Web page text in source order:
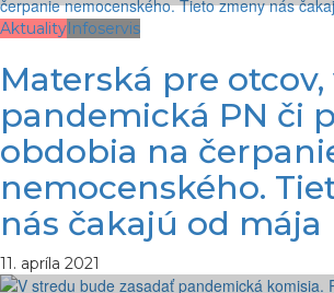
Aktuality Infoservis
Materská pre otcov,
pandemická PN či
obdobia na
nemocenského.
nás čakajú od mája
11. apríla 2021